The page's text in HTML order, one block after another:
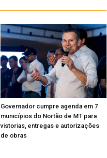
Governador cumpre agenda em 7
municípios do Nortão de MT para
vistorias, entregas e autorizações
de obras